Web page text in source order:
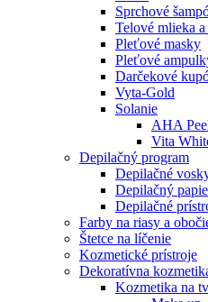
Sprchové
Telové mlieka
Pleťové masky
Pleťové
Darčekové
Vyta-Gold
Solanie
AHA
Vita
Depilačný program
Depilačné
Depilačný
Depilačné
Farby na riasy a
Štetce na líčenie
Kozmetické prístroje
Dekoratívna
Kozmetika na